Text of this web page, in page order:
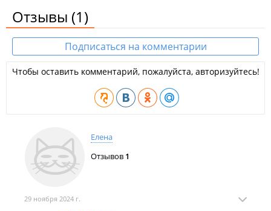
Отзывы (1)
Подписаться на комментарии
Чтобы оставить комментарий, пожалуйста, авторизуйтесь!
Елена
Отзывов 1
29 ноября 2024 г.